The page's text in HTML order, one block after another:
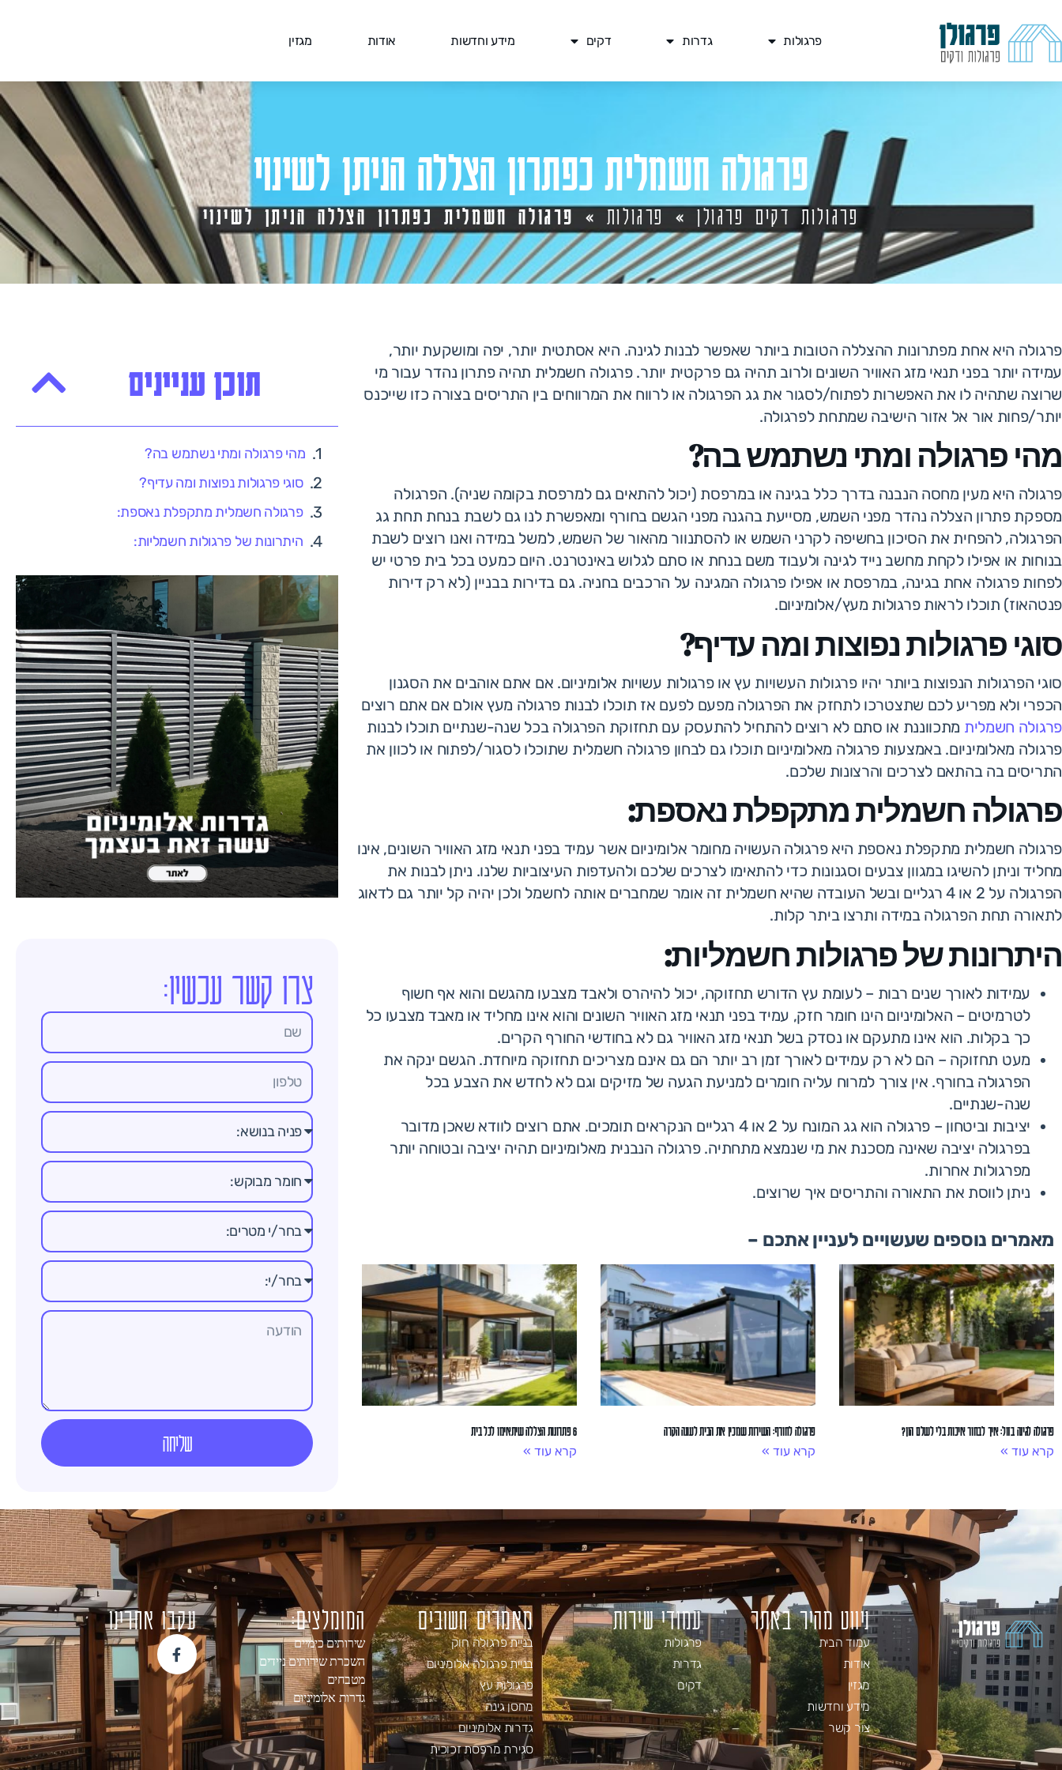
פרגולות גדרות דקים מידע וחדשות אודות מגזין
פרגולה חשמלית כפתרון הצללה הניתן לשינוי
פרגולות דקים פרגולן»פרגולות»פרגולה חשמלית כפתרון הצללה הניתן לשינוי
תוכן עניינים
מהי פרגולה ומתי נשתמש בה?
סוגי פרגולות נפוצות ומה עדיף?
פרגולה חשמלית מתקפלת נאספת:
היתרונות של פרגולות חשמליות:
צרו קשר עכשיו:
שליחה
פרגולה היא אחת מפתרונות ההצללה הטובות ביותר שאפשר לבנות לגינה. היא אסתטית יותר, יפה ומושקעת יותר,
עמידה יותר בפני תנאי מזג האוויר השונים ולרוב תהיה גם פרקטית יותר. פרגולה חשמלית תהיה פתרון נהדר עבור מי
שרוצה שתהיה לו את האפשרות לפתוח/לסגור את גג הפרגולה או לרווח את המרווחים בין התריסים בצורה כזו שייכנס
יותר/פחות אור אל אזור הישיבה שמתחת לפרגולה.
מהי פרגולה ומתי נשתמש בה?
פרגולה היא מעין מחסה הנבנה בדרך כלל בגינה או במרפסת (יכול להתאים גם למרפסת בקומה שניה). הפרגולה
מספקת פתרון הצללה נהדר מפני השמש, מסייעת בהגנה מפני הגשם בחורף ומאפשרת לנו גם לשבת בנחת תחת גג
הפרגולה, להפחית את הסיכון בחשיפה לקרני השמש או להסתנוור מהאור של השמש, למשל במידה ואנו רוצים לשבת
בנוחות או אפילו לקחת מחשב נייד לגינה ולעבוד משם בנחת או סתם לגלוש באינטרנט. היום כמעט בכל בית פרטי יש
לפחות פרגולה אחת בגינה, במרפסת או אפילו פרגולה המגינה על הרכבים בחניה. גם בדירות בבניין (לא רק דירות
פנטהאוז) תוכלו לראות פרגולות מעץ/אלומיניום.
סוגי פרגולות נפוצות ומה עדיף?
סוגי הפרגולות הנפוצות ביותר יהיו פרגולות העשויות עץ או פרגולות עשויות אלומיניום. אם אתם אוהבים את הסגנון
הכפרי ולא מפריע לכם שתצטרכו לתחזק את הפרגולה מפעם לפעם אז תוכלו לבנות פרגולה מעץ אולם אם אתם רוצים
פרגולה חשמלית מתכווננת או סתם לא רוצים להתחיל להתעסק עם תחזוקת הפרגולה בכל שנה-שנתיים תוכלו לבנות
פרגולה מאלומיניום. באמצעות פרגולה מאלומיניום תוכלו גם לבחון פרגולה חשמלית שתוכלו לסגור/לפתוח או לכוון את
התריסים בה בהתאם לצרכים והרצונות שלכם.
פרגולה חשמלית מתקפלת נאספת:
פרגולה חשמלית מתקפלת נאספת היא פרגולה העשויה מחומר אלומיניום אשר עמיד בפני תנאי מזג האוויר השונים, אינו
מחליד וניתן להשיגו במגוון צבעים וסגנונות כדי להתאימו לצרכים שלכם ולהעדפות העיצוביות שלנו. ניתן לבנות את
הפרגולה על 2 או 4 רגליים ובשל העובדה שהיא חשמלית זה אומר שמחברים אותה לחשמל ולכן יהיה קל יותר גם לדאוג
לתאורה תחת הפרגולה במידה ותרצו ביתר קלות.
היתרונות של פרגולות חשמליות:
עמידות לאורך שנים רבות – לעומת עץ הדורש תחזוקה, יכול להיהרס ולאבד מצבעו מהגשם והוא אף חשוף
לטרמיטים – האלומיניום הינו חומר חזק, עמיד בפני תנאי מזג האוויר השונים והוא אינו מחליד או מאבד מצבעו כל
כך בקלות. הוא אינו מתעקם או נסדק בשל תנאי מזג האוויר גם לא בחודשי החורף הקרים.
מעט תחזוקה – הם לא רק עמידים לאורך זמן רב יותר הם גם אינם מצריכים תחזוקה מיוחדת. הגשם ינקה את
הפרגולה בחורף. אין צורך למרוח עליה חומרים למניעת הגעה של מזיקים וגם לא לחדש את הצבע בכל
שנה-שנתיים.
יציבות וביטחון – פרגולה הוא גג המונח על 2 או 4 רגליים הנקראים תומכים. אתם רוצים לוודא שאכן מדובר
בפרגולה יציבה שאינה מסכנת את מי שנמצא מתחתיה. פרגולה הנבנית מאלומיניום תהיה יציבה ובטוחה יותר
מפרגולות אחרות.
ניתן לווסת את התאורה והתריסים איך שרוצים.
מאמרים נוספים שעשויים לעניין אתכם –
פרגולה לגינה בזול: איך לבחור איכות בלי לשלם הון?
קרא עוד »
פרגולה לחורף: השירות שמכין את הבית לעונה הקרה
קרא עוד »
6 פתרונות הצללה שיתאימו לכל בית
קרא עוד »
ניווט מהיר באתר
עמוד הבית
אודות
מגזין
מידע וחדשות
צור קשר
עמודי שירות
פרגולות
גדרות
דקים
מאמרים חשובים
בניית פרגולה חוק
בניית פרגולה אלומיניום
פרגולות עץ
מחסן גינה
גדרות אלומיניום
סגירת מרפסת זכוכית
המומלצים:
שירותים כימיים
השכרת שירותים ניידים
מטבחים
גדרות אלומיניום
עקבו אחרינו